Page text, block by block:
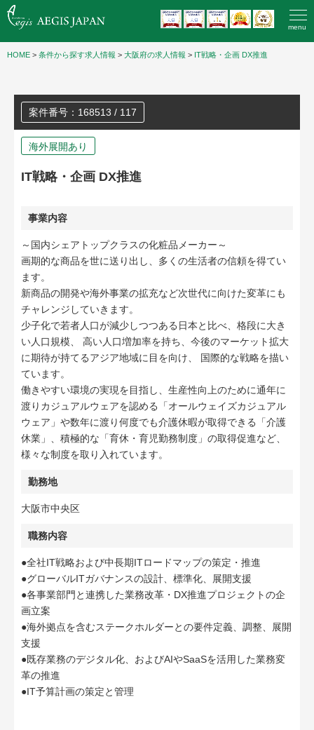
menu
HOME > 条件から探す求人情報 > 大阪府の求人情報 > IT戦略・企画 DX推進
案件番号：168513 / 117
海外展開あり
IT戦略・企画 DX推進
事業内容
～国内シェアトップクラスの化粧品メーカー～
画期的な商品を世に送り出し、多くの生活者の信頼を得てい
ます。
新商品の開発や海外事業の拡充など次世代に向けた変革にも
チャレンジしていきます。
少子化で若者人口が減少しつつある日本と比べ、格段に大き
い人口規模、 高い人口増加率を持ち、今後のマーケット拡大
に期待が持てるアジア地域に目を向け、 国際的な戦略を描い
ています。
働きやすい環境の実現を目指し、生産性向上のために通年に
渡りカジュアルウェアを認める「オールウェイズカジュアル
ウェア」や数年に渡り何度でも介護休暇が取得できる「介護
休業」、積極的な「育休・育児勤務制度」の取得促進など、
様々な制度を取り入れています。
勤務地
大阪市中央区
職務内容
●全社IT戦略および中⾧期ITロードマップの策定・推進
●グローバルITガバナンスの設計、標準化、展開支援
●各事業部門と連携した業務改革・DX推進プロジェクトの企
画立案
●海外拠点を含むステークホルダーとの要件定義、調整、展開
支援
●既存業務のデジタル化、およびAIやSaaSを活用した業務変
革の推進
●IT予算計画の策定と管理